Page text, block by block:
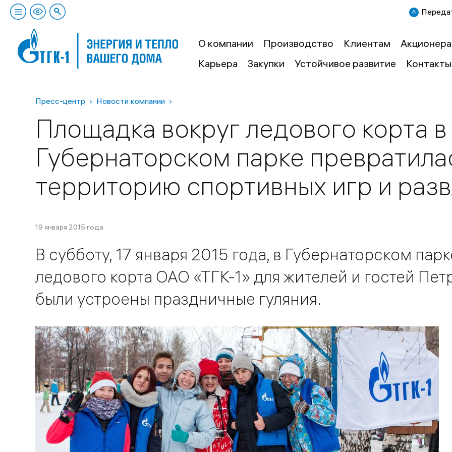
О компании Производство Клиентам
Карьера
Закупки Устойчивое развитие Контакты
Пресс-центр Новости компании
Площадка вокруг ледового корта в
Губернаторском парке
территорию спортивных игр и
19 января 2015 года
В субботу, 17 января 2015 года, в Губернаторском
ледового корта ОАО «ТГК-1» для жителей и гостей
были устроены праздничные гуляния.